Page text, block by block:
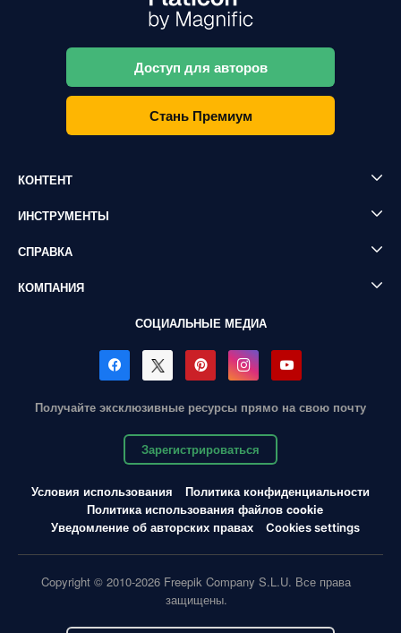
Доступ для авторов
Стань Премиум
КОНТЕНТ
ИНСТРУМЕНТЫ
СПРАВКА
КОМПАНИЯ
СОЦИАЛЬНЫЕ МЕДИА
Получайте эксклюзивные ресурсы прямо на свою почту
Зарегистрироваться
Условия использования
Политика конфиденциальности
Политика использования файлов cookie
Уведомление об авторских правах
Cookies settings
Copyright © 2010-2026 Freepik Company S.L.U. Все права
защищены.